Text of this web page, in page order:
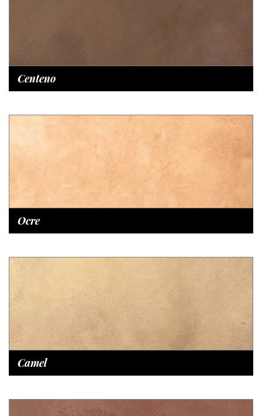
Centeno
Ocre
Camel